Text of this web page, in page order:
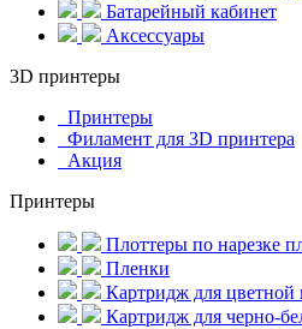
Батарейный кабинет
Аксессуары
3D принтеры
Принтеры
Филамент для 3D принтера
Акция
Принтеры
Плоттеры по нарезке
Пленки
Картридж для цветной
Картридж для черно-